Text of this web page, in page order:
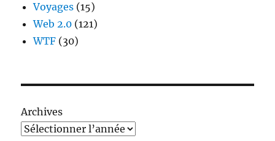
Voyages (15)
Web 2.0 (121)
WTF (30)
Archives